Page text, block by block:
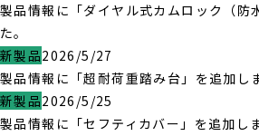
製品情報に「ダイヤル式カムロック（防
た。
新製品2026/5/27
製品情報に「超耐荷重踏み台」を追加し
新製品2026/5/25
製品情報に「セフティカバー」を追加し